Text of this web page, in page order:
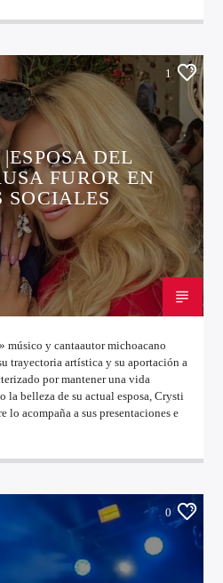
1
DEL
FUROR EN
SOCIALES
y cantaautor michoacano
trayectoria artística y su aportación a
por mantener una vida
la belleza de su actual esposa, Crysti
lo acompaña a sus presentaciones e
0